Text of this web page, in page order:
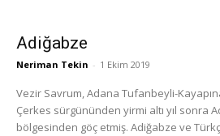
Adiğabze
Neriman Tekin - 1 Ekim 2019
Vezir Savrum, Adana Tufanbeyli-
Çerkes sürgününden yirmi altı yıl sonra
bölgesinden göç etmiş. Adiğabze ve